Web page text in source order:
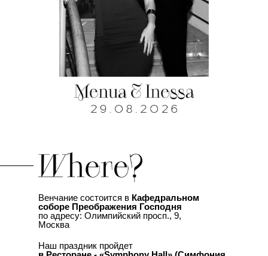
Наш праздник пройдет
Венчание состоится в Кафедральном
соборе Преображения Господня
по адресу: Олимпийский просп., 9,
Москва